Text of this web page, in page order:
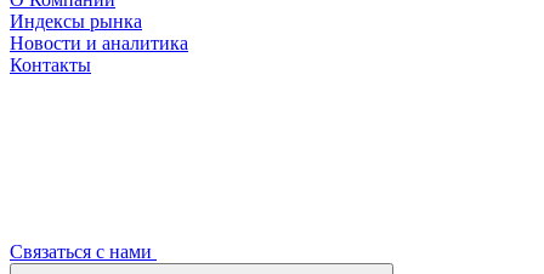
Индексы рынка
Новости и аналитика
Контакты
Связаться с нами